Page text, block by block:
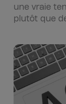
une vraie
plutôt que